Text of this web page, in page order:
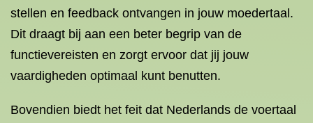
stellen en feedback ontvangen in jouw moedertaal.
Dit draagt bij aan een beter begrip van de
functievereisten en zorgt ervoor dat jij jouw
vaardigheden optimaal kunt benutten.
Bovendien biedt het feit dat Nederlands de voertaal